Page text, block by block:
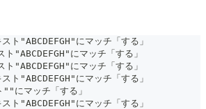
ト"ABCDEFGH"にマッチ「する」
"ABCDEFGH"にマッチ「する」
"ABCDEFGH"にマッチ「する」
ト"ABCDEFGH"にマッチ「する」
にマッチ「する」
ト"ABCDEFGH"にマッチ「する」